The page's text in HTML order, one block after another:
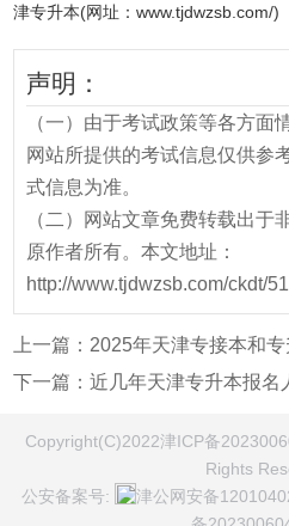
津专升本(网址：www.tjdwzsb.com/)
声明：
（一）由于考试政策等各方面
网站所提供的考试信息仅供参
式信息为准。
（二）网站文章免费转载出于
原作者所有。本文地址：
http://www.tjdwzsb.com/ckdt/
上一篇： 2025年天津专接本和
下一篇： 近几年天津专升本报名
Copyright(C)2022津ICP备
Rights
公安备案号:
津公网安备